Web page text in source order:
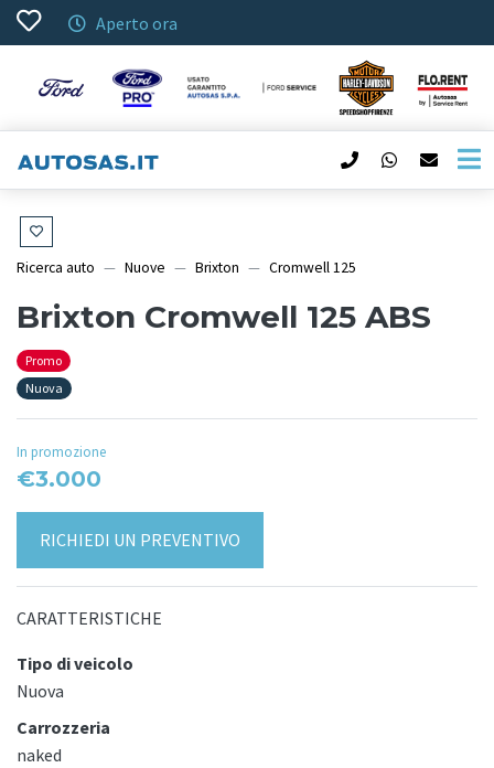
Aperto ora
Ricerca auto Nuove Brixton Cromwell 125
Brixton Cromwell 125 ABS
Promo
Nuova
In promozione
€3.000
RICHIEDI UN PREVENTIVO
CARATTERISTICHE
Tipo di veicolo
Nuova
Carrozzeria
naked